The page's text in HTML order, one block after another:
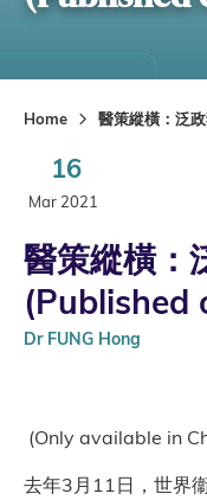
Home 醫策縱橫：泛
16
Mar 2021
醫策縱橫：
(Published
Dr FUNG Hong
(Only available in
去年3月11日，世界